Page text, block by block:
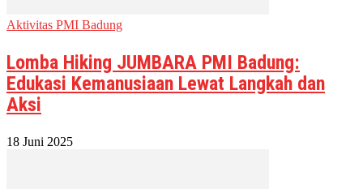
Aktivitas PMI Badung
Lomba Hiking JUMBARA PMI Badung:
Edukasi Kemanusiaan Lewat Langkah dan
Aksi
18 Juni 2025